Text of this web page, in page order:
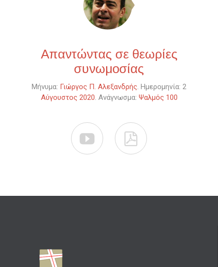
Απαντώντας σε θεωρίες
συνωμοσίας
Μήνυμα: Γιώργος Π. Αλεξανδρής. Ημερομηνία: 2
Αύγουστος 2020. Ανάγνωσμα: Ψαλμός 100
 